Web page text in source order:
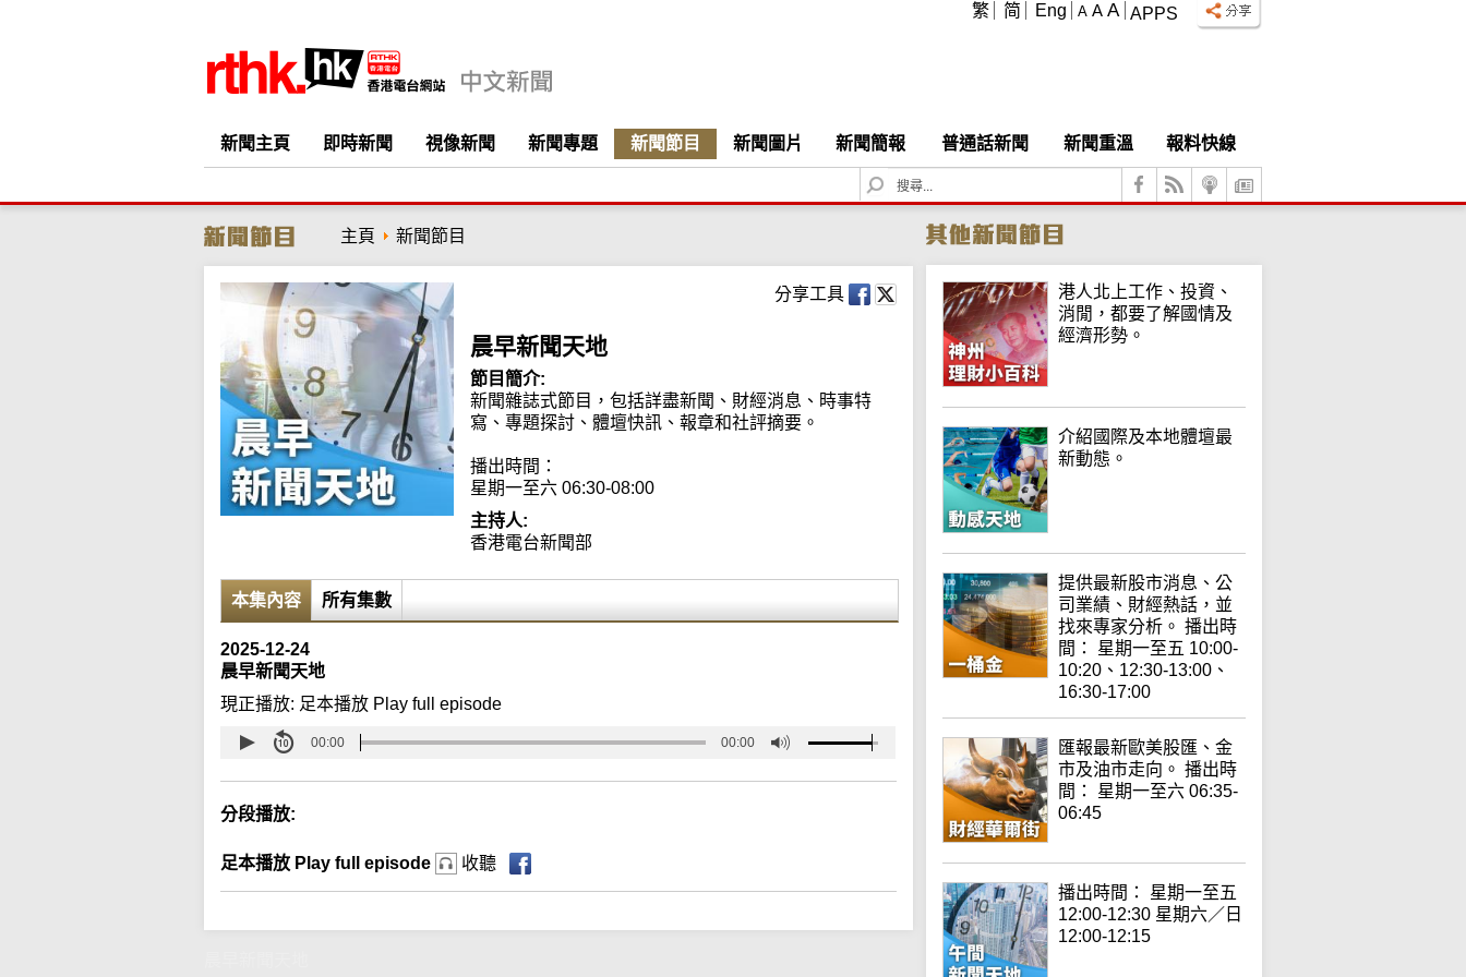
APPS
A A A
繁 简 Eng
新聞主頁 即時新聞 視像新聞 新聞專題 新聞節目 新聞圖片 新聞簡報 普通話新聞 新聞重溫
報料快線
S
e
c
h
主頁 新聞節目
分享工具
晨早新聞天地
節目簡介:
新聞雜誌式節目，包括詳盡新聞、財經消息、時事特
寫、專題探討、體壇快訊、報章和社評摘要。
播出時間：
星期一至六 06:30-08:00
主持人:
香港電台新聞部
本集內容 所有集數
2025-12-24
晨早新聞天地
現正播放: 足本播放 Play full episode
00:00 00:00
分段播放:
足本播放 Play full episode 收聽
港人北上工作、投資、
消閒，都要了解國情及
經濟形勢。
介紹國際及本地體壇最
新動態。
提供最新股市消息、公
司業績、財經熱話，並
找來專家分析。 播出時
間： 星期一至五 10:00-
10:20、12:30-13:00、
16:30-17:00
匯報最新歐美股匯、金
市及油市走向。 播出時
間： 星期一至六 06:35-
06:45
播出時間： 星期一至五
12:00-12:30 星期六／日
12:00-12:15